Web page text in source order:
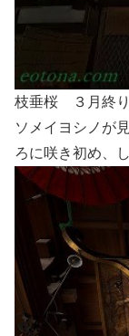
枝垂桜 ３月終
ソメイヨシノが
ろに咲き初め、